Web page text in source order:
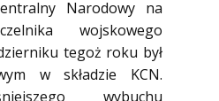
Narodowy na
wojskowego
tegoż roku był
w składzie KCN.
wybuchu